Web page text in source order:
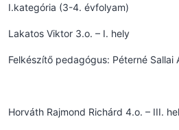
I.kategória (3-4. évfolyam)
Lakatos Viktor 3.o. – I. hely
Felkészítő pedagógus: Péterné Sallai
Horváth Rajmond Richárd 4.o. – III.